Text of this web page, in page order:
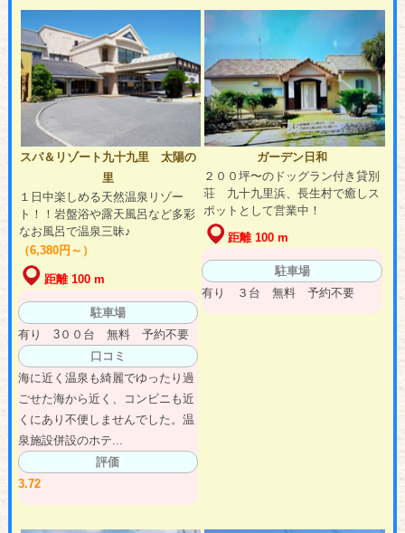
スパ＆リゾート九十九里 太陽の
里
１日中楽しめる天然温泉リゾー
ト！！岩盤浴や露天風呂など多彩
なお風呂で温泉三昧♪
（6,380円～）
距離 100 m
駐車場
有り 3００台 無料 予約不要
口コミ
海に近く温泉も綺麗でゆったり過
ごせた海から近く、コンビニも近
くにあり不便しませんでした。温
泉施設併設のホテ...
評価
3.72
ガーデン日和
２００坪〜のドッグラン付き貸別
荘 九十九里浜、長生村で癒しス
ポットとして営業中！
距離 100 m
駐車場
有り ３台 無料 予約不要